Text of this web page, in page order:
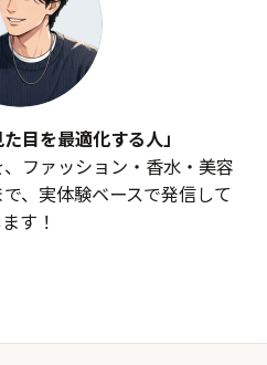
目を最適化する人」
、ファッション・香水・美容
、実体験ベースで発信して
す！